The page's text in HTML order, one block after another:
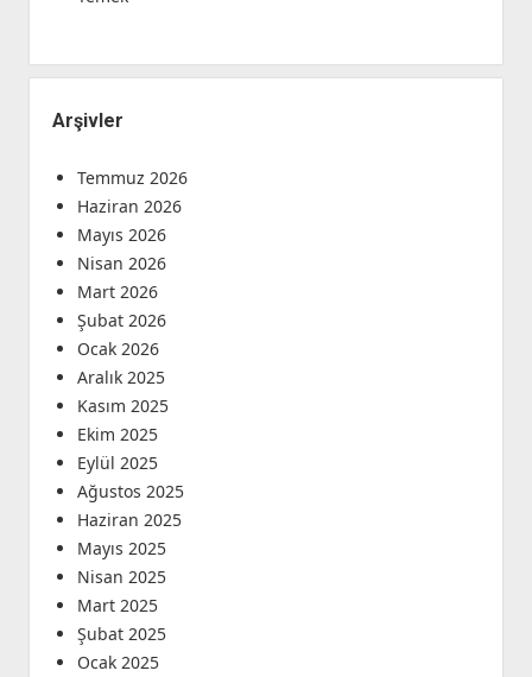
Arşivler
Temmuz 2026
Haziran 2026
Mayıs 2026
Nisan 2026
Mart 2026
Şubat 2026
Ocak 2026
Aralık 2025
Kasım 2025
Ekim 2025
Eylül 2025
Ağustos 2025
Haziran 2025
Mayıs 2025
Nisan 2025
Mart 2025
Şubat 2025
Ocak 2025